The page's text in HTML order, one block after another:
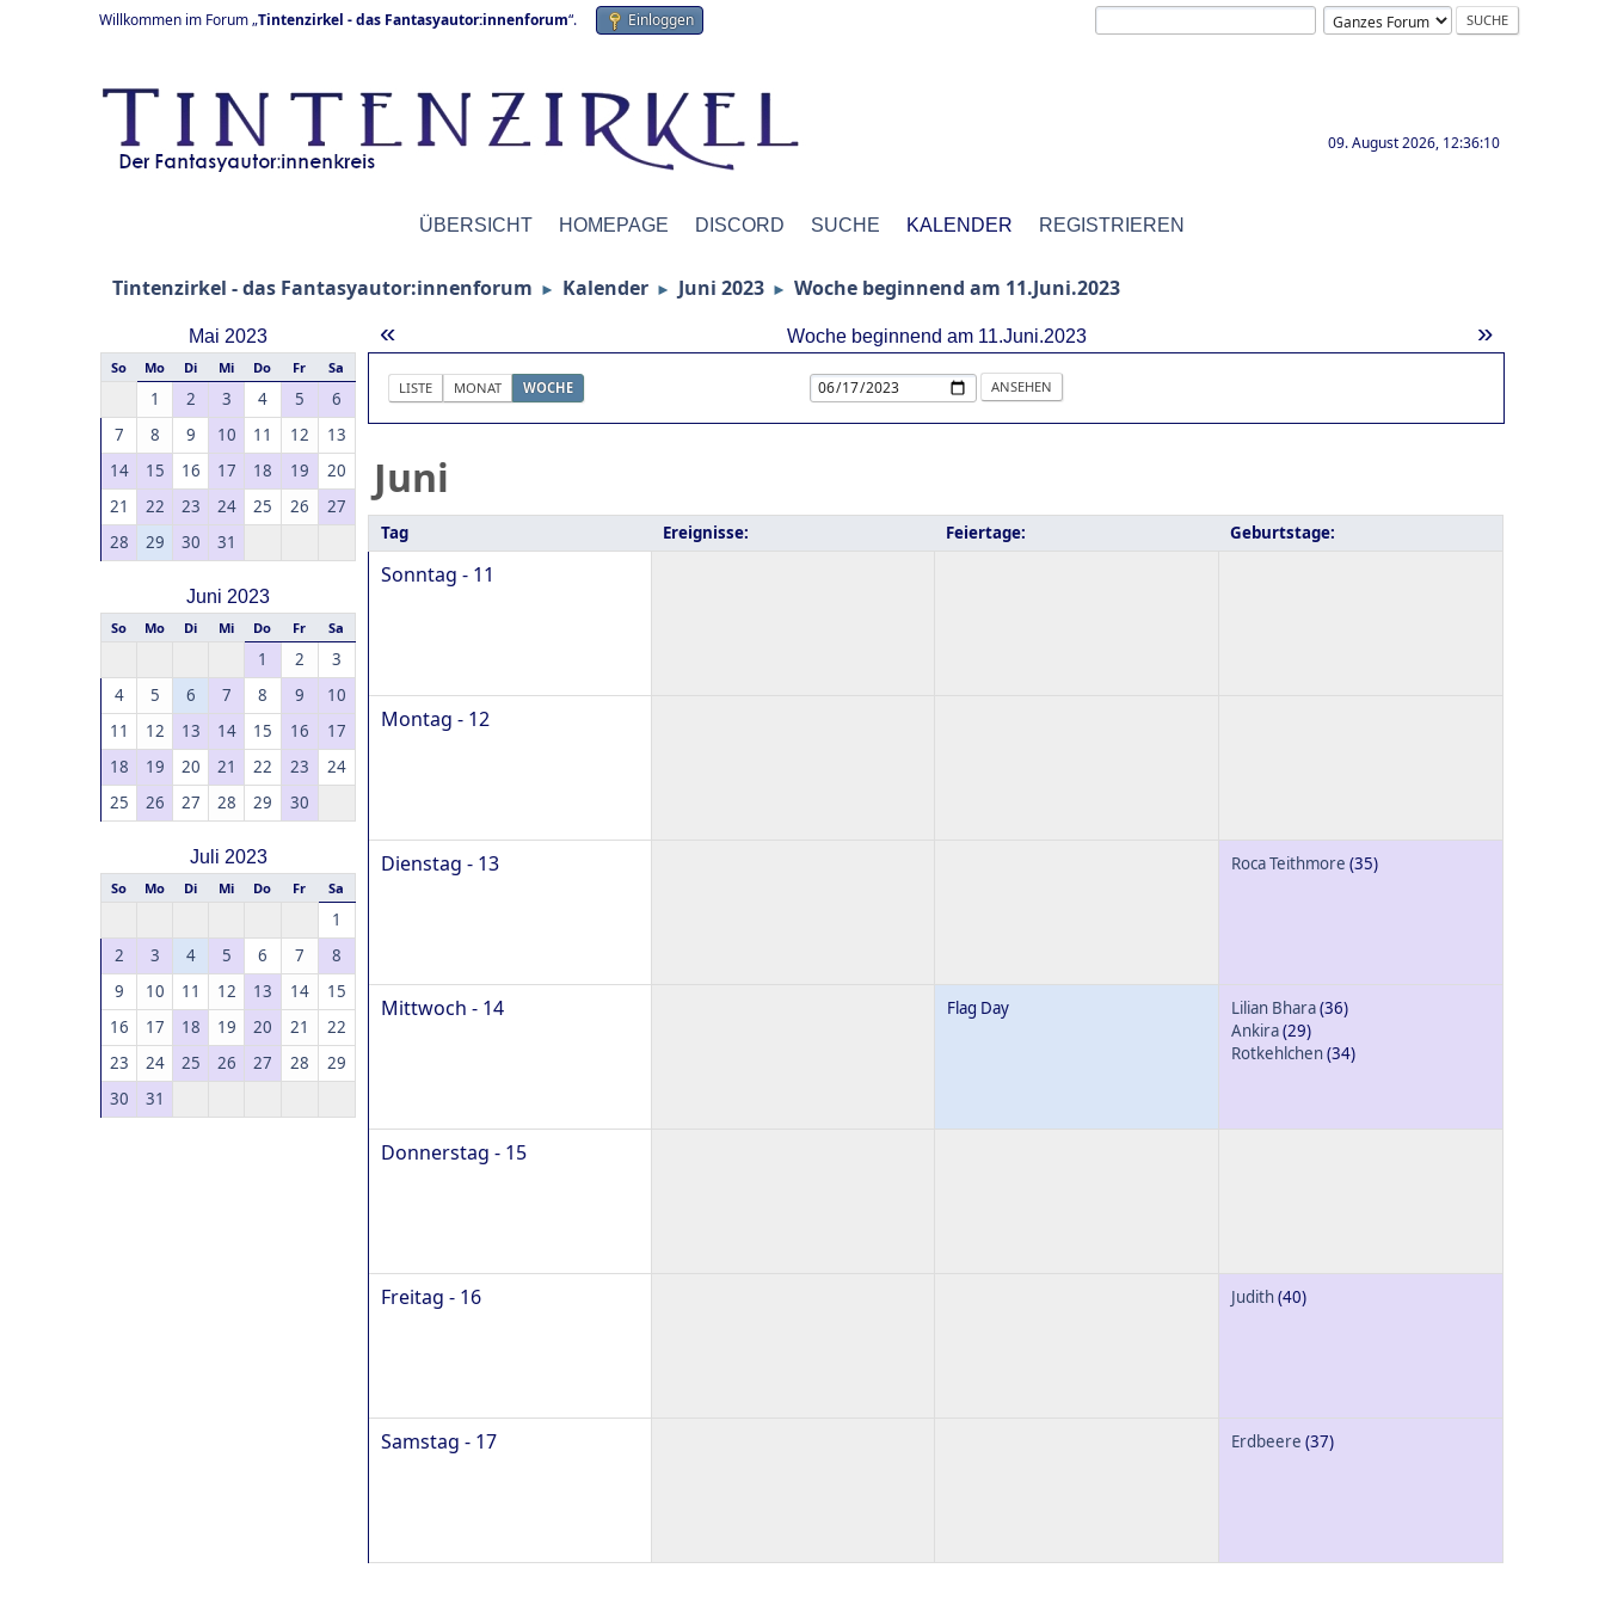
Willkommen im Forum „Tintenzirkel - das Fantasyautor:innenforum“. Einloggen
09. August 2026, 12:36:10
ÜBERSICHT HOMEPAGE DISCORD SUCHE KALENDER REGISTRIEREN
Tintenzirkel - das Fantasyautor:innenforum ► Kalender ► Juni 2023 ► Woche beginnend am 11.Juni.2023
Mai 2023
So Mo Di Mi Do Fr Sa
1 2 3 4 5
6
7
8 9 10 11 12
13
14
15 16 17 18 19
20
21
22 23 24 25 26
27
28
29 30 31
Juni 2023
So Mo Di Mi Do Fr Sa
1 2
3
4
5 6 7 8 9
10
11
12 13 14 15 16
17
18
19 20 21 22 23
24
25
26 27 28 29 30
Juli 2023
So Mo Di Mi Do Fr Sa
1
2
3 4 5 6 7
8
9
10 11 12 13 14
15
16
17 18 19 20 21
22
23
24 25 26 27 28
29
30
31
« »
Woche beginnend am 11.Juni.2023
LISTE MONAT WOCHE
Juni
Tag Ereignisse: Feiertage: Geburtstage:
Sonntag - 11
Montag - 12
Dienstag - 13 Roca Teithmore (35)
Mittwoch - 14 Flag Day Lilian Bhara(36)
Ankira(29)
Rotkehlchen(34)
Donnerstag - 15
Freitag - 16 Judith(40)
Samstag - 17 Erdbeere (37)